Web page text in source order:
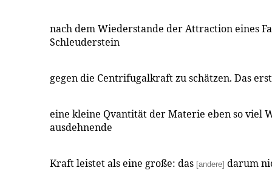
nach dem Wiederstande der Attraction eines
Schleuderstein
gegen die Centrifugalkraft zu schätzen. Das
eine kleine Qvantität der Materie eben so viel
ausdehnende
Kraft leistet als eine große: das [andere] darum